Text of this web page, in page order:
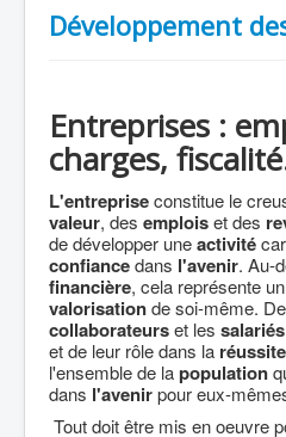
Développement
Entreprises :
charges,
L'entrepriseconstitue le
valeur, des emploiset des
de développer uneactivité
confiancedans l'avenir. Au-
financière, cela représente un
valorisationde soi-même.
collaborateurset les salariés
et de leur rôle dans la réussite
l'ensemble de lapopulation
dans l'avenirpour eux-
Tout doit être mis en oeuvre